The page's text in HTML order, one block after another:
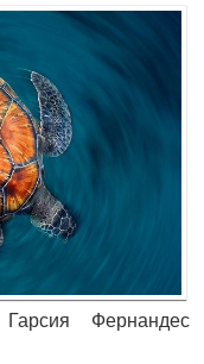
Фернандес